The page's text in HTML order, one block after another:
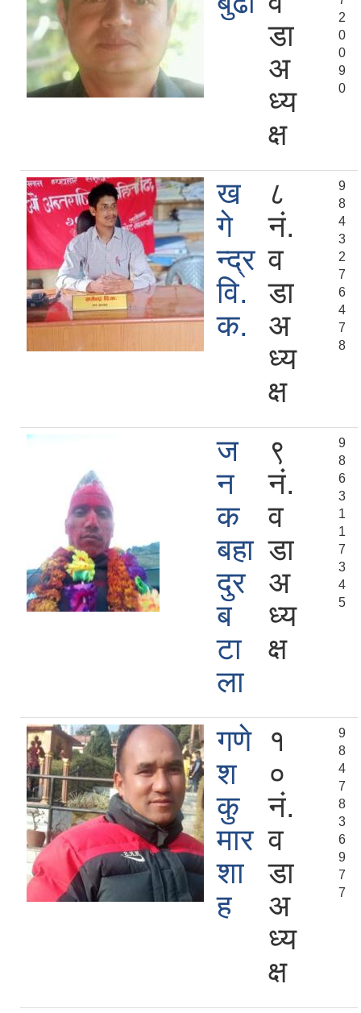
डा
अ
ध्य
क्ष
2
0
0
9
0
ख
गे
न्द्र
वि.
क.
८
नं.
व
डा
अ
ध्य
क्ष
9
8
4
3
2
7
6
4
7
8
ज
न
क
बहा
दुर
ब
टा
ला
९
नं.
व
डा
अ
ध्य
क्ष
9
8
6
3
1
1
7
3
4
5
गणे
श
कु
मार
शा
ह
१
०
नं.
व
डा
अ
ध्य
क्ष
9
8
4
7
8
3
6
9
7
7